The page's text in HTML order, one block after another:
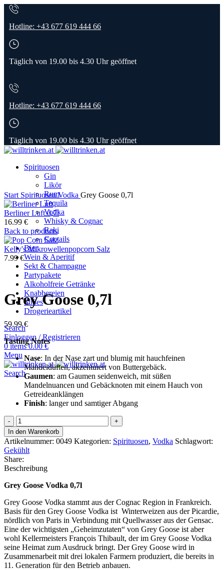
Hotline: +43 677 619 444 66
Täglich von 19.00 bis 4.30 Uhr geöffnet
Hotline: +43 677 619 444 66
Täglich von 19.00 bis 4.30 Uhr geöffnet
Spirituosen
Gin
Likör
Rum
Tequila
Vodka
Whisky & Cognac
Raki
Coctails
Bier
Wein & Aperitif
Sekt & Champagne
Partypakete
Alkoholfreie Getränke
Knabbereien
Süßes
Drogerieartikel
Search
Einloggen / Registrieren
0items 0.00€
Menu
Search
Start SpirituosenVodka Grey Goose 0,7l
Berliner Luft 0,7l
16.99 €
Back to products
Kelly's Mikrowellenpopcorn Salz
7.99€
Grey Goose 0,7l
59.99€
Tasting Notes
Nase: In der Nase zart und blumig mit hauchfeinen
Mandeldüften, akzentuiert von Buttergebäck.
Gaumen: am Gaumen seidenweich, mit süßen
Mandelnuancen und Gebäcknoten mit einem Hauch von
Getreideanklängen
Finish: langer und samtiger Abgang
Grey
Goose
0,7l
Menge
In den Warenkorb
Artikelnummer: 0049 Kategorien: Spirituosen, Vodka Schlagwort:
Gekühlt
Share:
Beschreibung
Grey Goose Vodka 0,7l
Grey Goose Vodka stammt aus der Cognac Region in Frankreich.
Basis für den Grey Goose Vodka ist Winterweizen aus der Picardie,
nördlich von Paris in Verbindung mit Quellwasser aus der Gensac.
Eine der wichtigsten „Geheimzutaten“ von Grey Goose ist aber
wohl Kellermeisters François Thibault, der im Grey Goose Vodka
seine Heimat zum Ausdruck bringt. Der Grey Goose wird in
Zusammenarbeit mit drei lokalen Farmern produziert, die bereits in
11. Generation für den Betrieb anbauen.